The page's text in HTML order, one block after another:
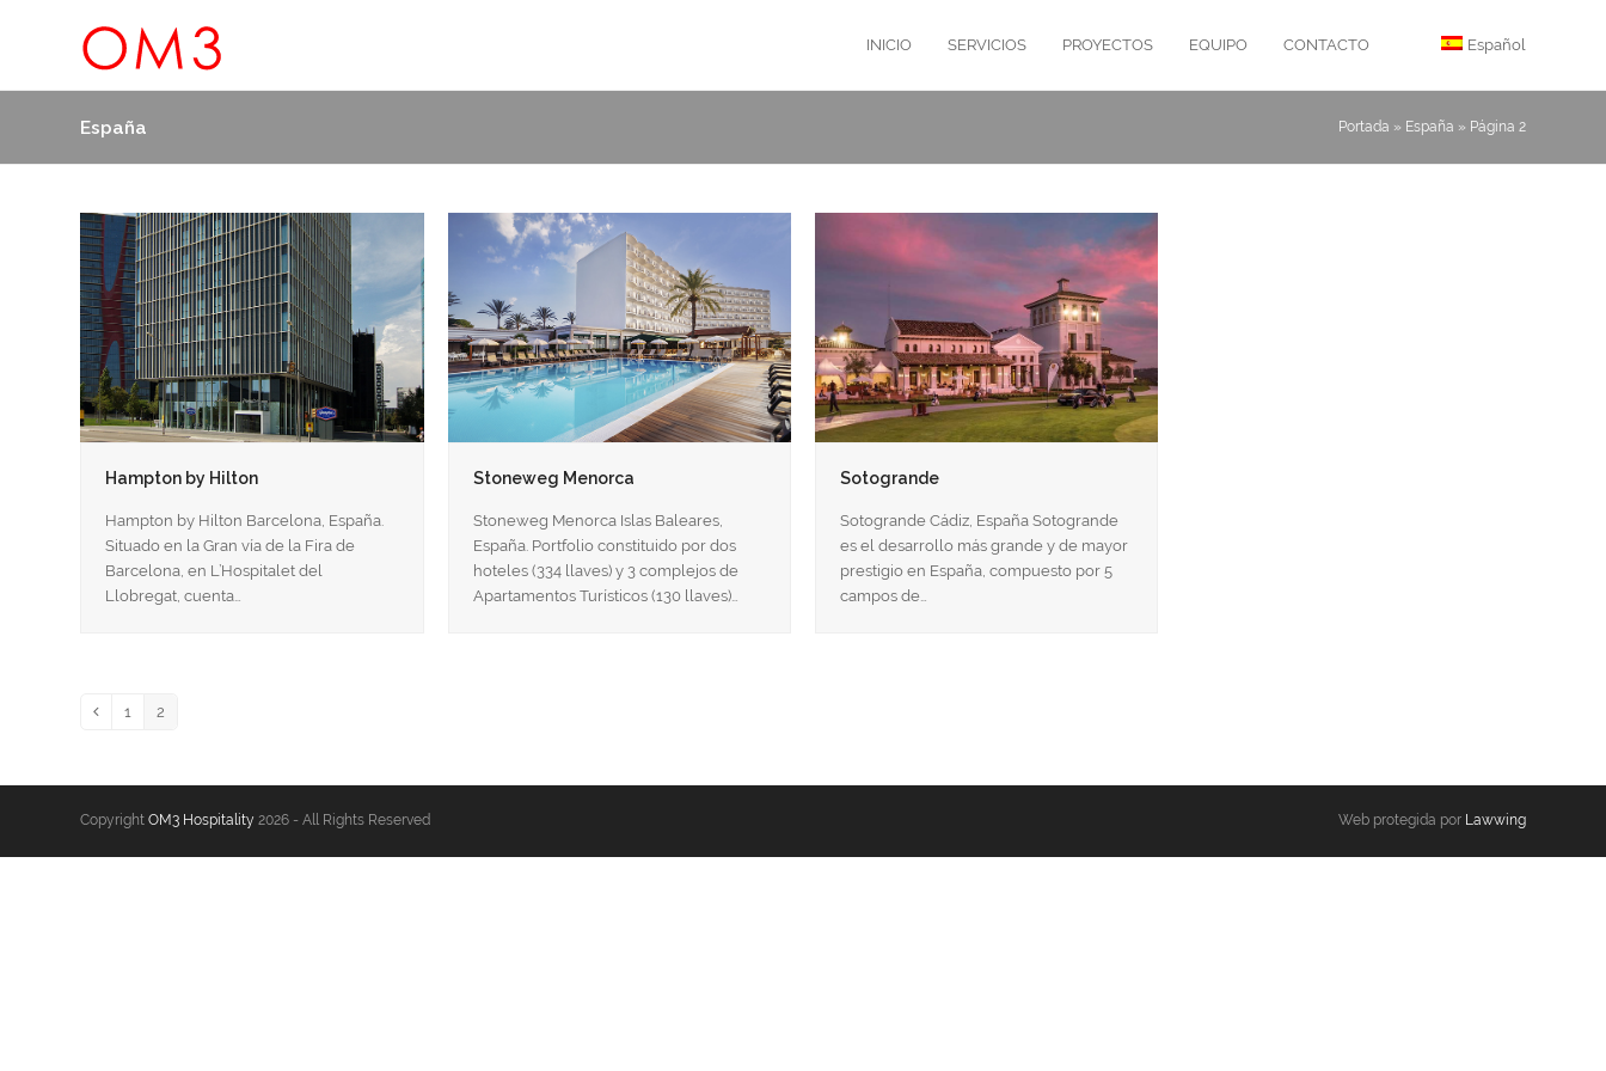
INICIO SERVICIOS PROYECTOS EQUIPO CONTACTO Español
España Portada » España » Página 2
Hampton by Hilton
Hampton by Hilton Barcelona, España.
Situado en la Gran vía de la Fira de
Barcelona, en L’Hospitalet del
Llobregat, cuenta…
Stoneweg Menorca
Stoneweg Menorca Islas Baleares,
España. Portfolio constituido por dos
hoteles (334 llaves) y 3 complejos de
Apartamentos Turísticos (130 llaves)…
Sotogrande
Sotogrande Cádiz, España Sotogrande
es el desarrollo más grande y de mayor
prestigio en España, compuesto por 5
campos de…
AnteriorPage
1 Page
2
CopyrightOM3 Hospitality 2026 - All Rights Reserved Web protegida por Lawwing